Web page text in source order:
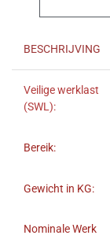
BESCHRIJVING
Veilige werklast
(SWL):
Bereik:
Gewicht in KG:
Nominale Werk